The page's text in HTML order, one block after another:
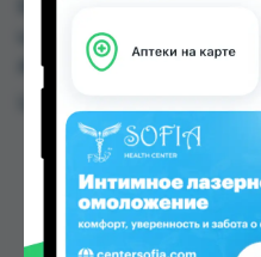
цене от 140.00 TJS до
других городах